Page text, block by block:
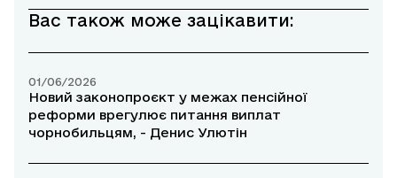
Вас також може зацікавити:
01/06/2026
Новий законопроєкт у межах пенсійної
реформи врегулює питання виплат
чорнобильцям, - Денис Улютін